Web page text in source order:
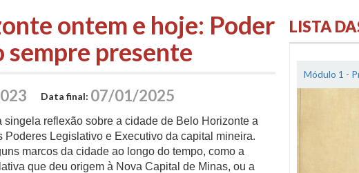
ontem e hoje: Poder
sempre presente
Data final: 07/01/2025
singela reflexão sobre a cidade de Belo Horizonte a
Poderes Legislativo e Executivo da capital mineira.
marcos da cidade ao longo do tempo, como a
que deu origem à Nova Capital de Minas, ou a
LISTA
Módulo 1 -